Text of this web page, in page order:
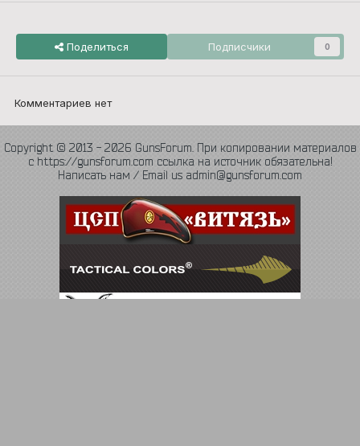
Поделиться Подписчики 0
Комментариев нет
Copyright © 2013 - 2026 GunsForum. При копировании материалов
с https://gunsforum.com ссылка на источник обязательна!
Написать нам / Email us admin@gunsforum.com